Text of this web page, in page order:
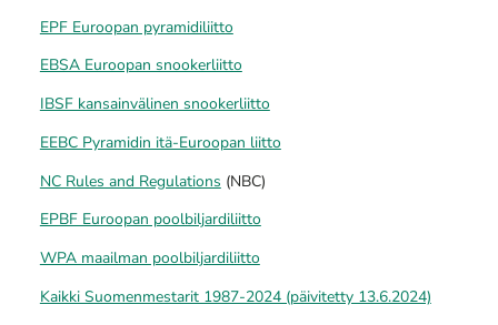
EPF Euroopan pyramidiliitto
EBSA Euroopan snookerliitto
IBSF kansainvälinen snookerliitto
EEBC Pyramidin itä-Euroopan liitto
NC Rules and Regulations (NBC)
EPBF Euroopan poolbiljardiliitto
WPA maailman poolbiljardiliitto
Kaikki Suomenmestarit 1987-2024 (päivitetty 13.6.2024)